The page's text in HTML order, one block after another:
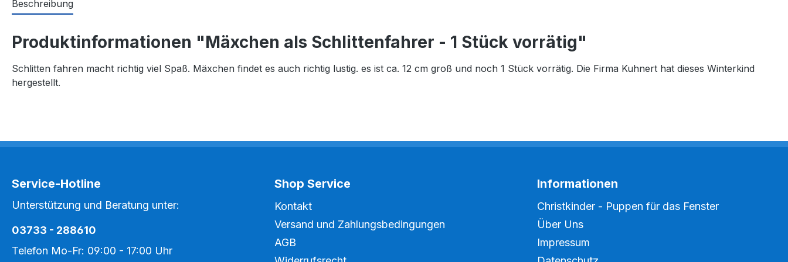
Beschreibung
Produktinformationen "Mäxchen als Schlittenfahrer - 1 Stück vorrätig"
Schlitten fahren macht richtig viel Spaß. Mäxchen findet es auch richtig lustig. es ist ca. 12 cm groß und noch 1 Stück vorrätig. Die Firma Kuhnert hat dieses Winterkind
hergestellt.
Service-Hotline
Unterstützung und Beratung unter:
03733 - 288610
Telefon Mo-Fr: 09:00 - 17:00 Uhr
Shop Service
Kontakt
Versand und Zahlungsbedingungen
AGB
Informationen
Christkinder - Puppen für das Fenster
Über Uns
Impressum